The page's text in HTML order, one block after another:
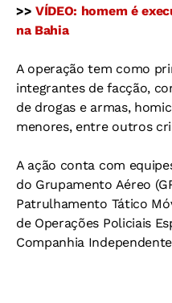
>>VÍDEO: homem é
na Bahia
A operação tem como
integrantes de facção,
de drogas e armas,
menores, entre outros
A ação conta com
do Grupamento Aéreo
Patrulhamento Tático
de Operações Policiais
Companhia